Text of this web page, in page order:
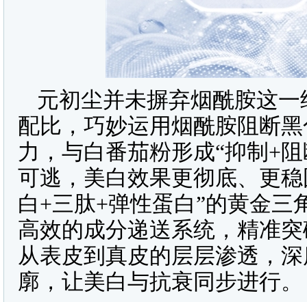
元初尘并未摒弃烟酰胺这
配比，巧妙运用烟酰胺阻断
力，与白番茄粉形成“抑制+
可逃，美白效果更彻底、更
白+三肽+弹性蛋白”的黄金三
高效的成分递送系统，精准
从表皮到真皮的层层渗透，
廓，让美白与抗衰同步进行。